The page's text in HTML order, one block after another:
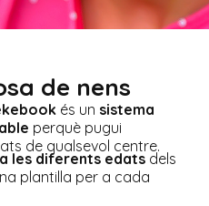
de nens
és un sistema
perquè pugui
de qualsevol centre.
les diferents edats dels
plantilla per a cada